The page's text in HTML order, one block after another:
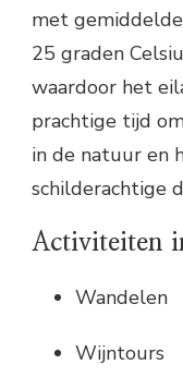
met
25 graden
waardoor het
prachtige tijd
in de natuur en
schilderachtige
Activiteiten
Wandelen
Wijntours